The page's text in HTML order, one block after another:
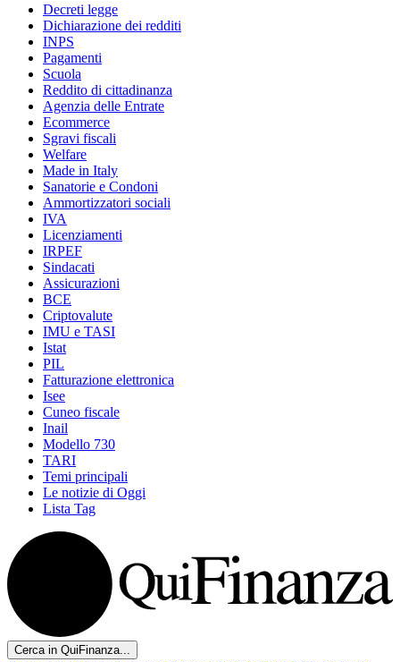
Decreti legge
Dichiarazione dei redditi
INPS
Pagamenti
Scuola
Reddito di cittadinanza
Agenzia delle Entrate
Ecommerce
Sgravi fiscali
Welfare
Made in Italy
Sanatorie e Condoni
Ammortizzatori sociali
IVA
Licenziamenti
IRPEF
Sindacati
Assicurazioni
BCE
Criptovalute
IMU e TASI
Istat
PIL
Fatturazione elettronica
Isee
Cuneo fiscale
Inail
Modello 730
TARI
Temi principali
Le notizie di Oggi
Lista Tag
Cerca in QuiFinanza...